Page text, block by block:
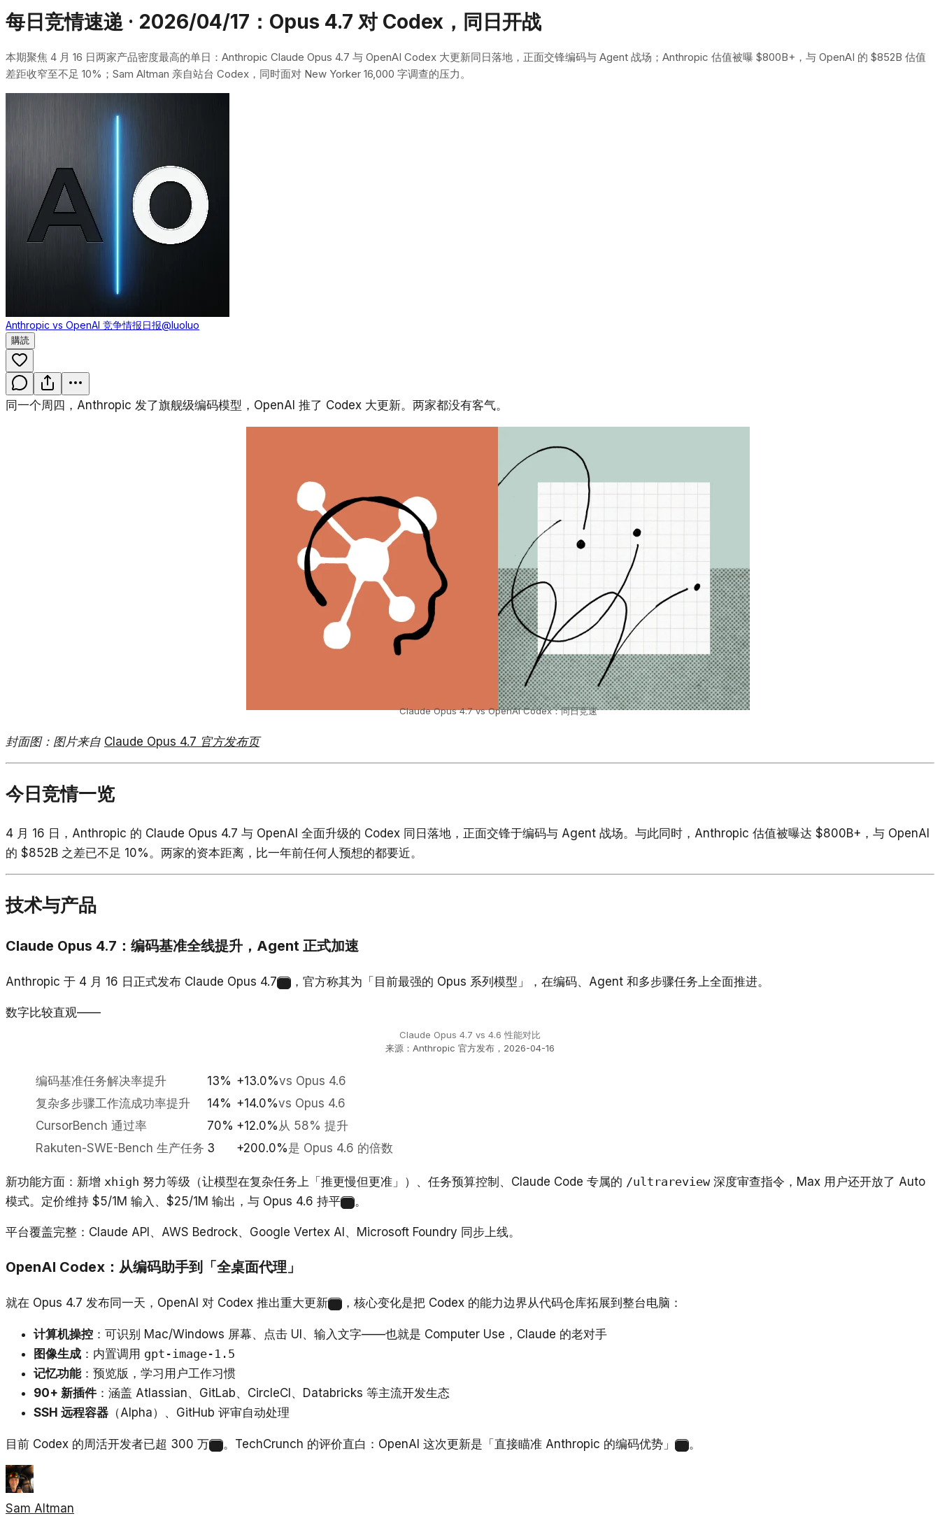
每日竞情速递 · 2026/04/17：Opus 4.7 对 Codex，同日开战
本期聚焦 4 月 16 日两家产品密度最高的单日：Anthropic Claude Opus 4.7 与 OpenAI Codex 大更新同日落地，正面交锋编码与 Agent 战场；Anthropic 估值被曝 $800B+，与 OpenAI 的 $852B 估值
差距收窄至不足 10%；Sam Altman 亲自站台 Codex，同时面对 New Yorker 16,000 字调查的压力。
Anthropic vs OpenAI 竞争情报日报@luoluo
購読
同一个周四，Anthropic 发了旗舰级编码模型，OpenAI 推了 Codex 大更新。两家都没有客气。
Claude Opus 4.7 vs OpenAI Codex：同日竞速
封面图：图片来自 Claude Opus 4.7 官方发布页
今日竞情一览
4 月 16 日，Anthropic 的 Claude Opus 4.7 与 OpenAI 全面升级的 Codex 同日落地，正面交锋于编码与 Agent 战场。与此同时，Anthropic 估值被曝达 $800B+，与 OpenAI
的 $852B 之差已不足 10%。两家的资本距离，比一年前任何人预想的都要近。
技术与产品
Claude Opus 4.7：编码基准全线提升，Agent 正式加速
Anthropic 于 4 月 16 日正式发布 Claude Opus 4.7 ，官方称其为「目前最强的 Opus 系列模型」，在编码、Agent 和多步骤任务上全面推进。
数字比较直观——
Claude Opus 4.7 vs 4.6 性能对比
来源：Anthropic 官方发布，2026-04-16
编码基准任务解决率提升 13% +13.0%vs Opus 4.6
复杂多步骤工作流成功率提升
14% +14.0%vs Opus 4.6
CursorBench 通过率
70% +12.0%从 58% 提升
Rakuten-SWE-Bench 生产任务 3 +200.0%是 Opus 4.6 的倍数
新功能方面：新增 xhigh 努力等级（让模型在复杂任务上「推更慢但更准」）、任务预算控制、Claude Code 专属的 /ultrareview深度审查指令，Max 用户还开放了 Auto
模式。定价维持 $5/1M 输入、$25/1M 输出，与 Opus 4.6 持平
。
平台覆盖完整：Claude API、AWS Bedrock、Google Vertex AI、Microsoft Foundry 同步上线。
OpenAI Codex：从编码助手到「全桌面代理」
就在 Opus 4.7 发布同一天，OpenAI 对 Codex 推出重大更新 ，核心变化是把 Codex 的能力边界从代码仓库拓展到整台电脑：
计算机操控 ：可识别 Mac/Windows 屏幕、点击 UI、输入文字——也就是 Computer Use，Claude 的老对手
图像生成 ：内置调用 gpt-image-1.5
记忆功能：预览版，学习用户工作习惯
90+ 新插件 ：涵盖 Atlassian、GitLab、CircleCI、Databricks 等主流开发生态
SSH 远程容器 （Alpha）、GitHub 评审自动处理
目前 Codex 的周活开发者已超 300 万 。TechCrunch 的评价直白：OpenAI 这次更新是「直接瞄准 Anthropic 的编码优势」 。
Sam Altman